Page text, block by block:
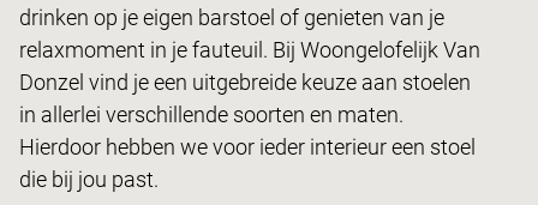
drinken op je eigen barstoel of genieten van je
relaxmoment in je fauteuil. Bij Woongelofelijk Van
Donzel vind je een uitgebreide keuze aan stoelen
in allerlei verschillende soorten en maten.
Hierdoor hebben we voor ieder interieur een stoel
die bij jou past.